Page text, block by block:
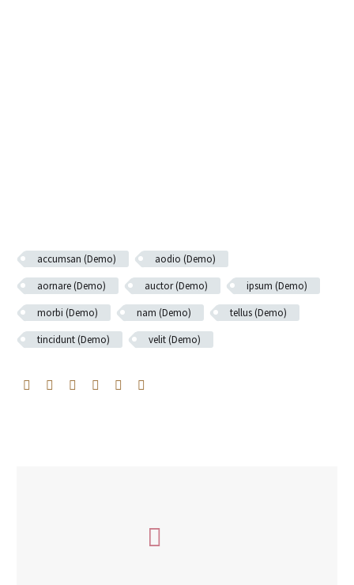
accumsan (Demo)
aodio (Demo)
aornare (Demo)
auctor (Demo)
ipsum (Demo)
morbi (Demo)
nam (Demo)
tellus (Demo)
tincidunt (Demo)
velit (Demo)